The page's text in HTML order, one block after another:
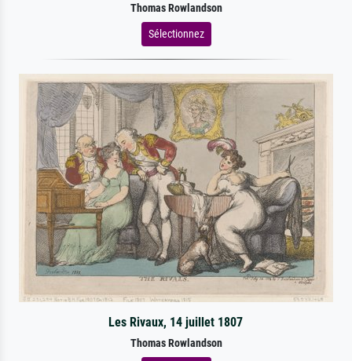
Thomas Rowlandson
Sélectionnez
Les Rivaux, 14 juillet 1807
Thomas Rowlandson